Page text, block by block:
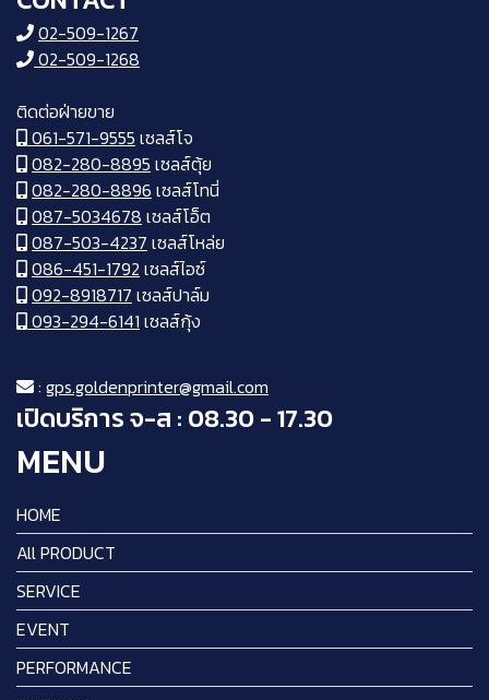
02-509-1267
02-509-1268
ติดต่อฝ่ายขาย
061-571-9555 เซลส์โจ
082-280-8895 เซลส์ตุ้ย
082-280-8896 เซลส์โทนี่
087-5034678 เซลส์โอ็ต
087-503-4237 เซลส์โหล่ย
086-451-1792 เซลส์ไอซ์
092-8918717 เซลส์ปาล์ม
093-294-6141 เซลส์กุ้ง
: gps.goldenprinter@gmail.com
เปิดบริการ จ-ส : 08.30 - 17.30
MENU
HOME
All PRODUCT
SERVICE
EVENT
PERFORMANCE